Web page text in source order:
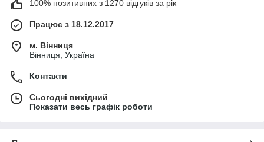
100% позитивних з 1270 відгуків за рік
Працює з 18.12.2017
м. Вінниця
Вінниця, Україна
Контакти
Сьогодні вихідний
Показати весь графік роботи